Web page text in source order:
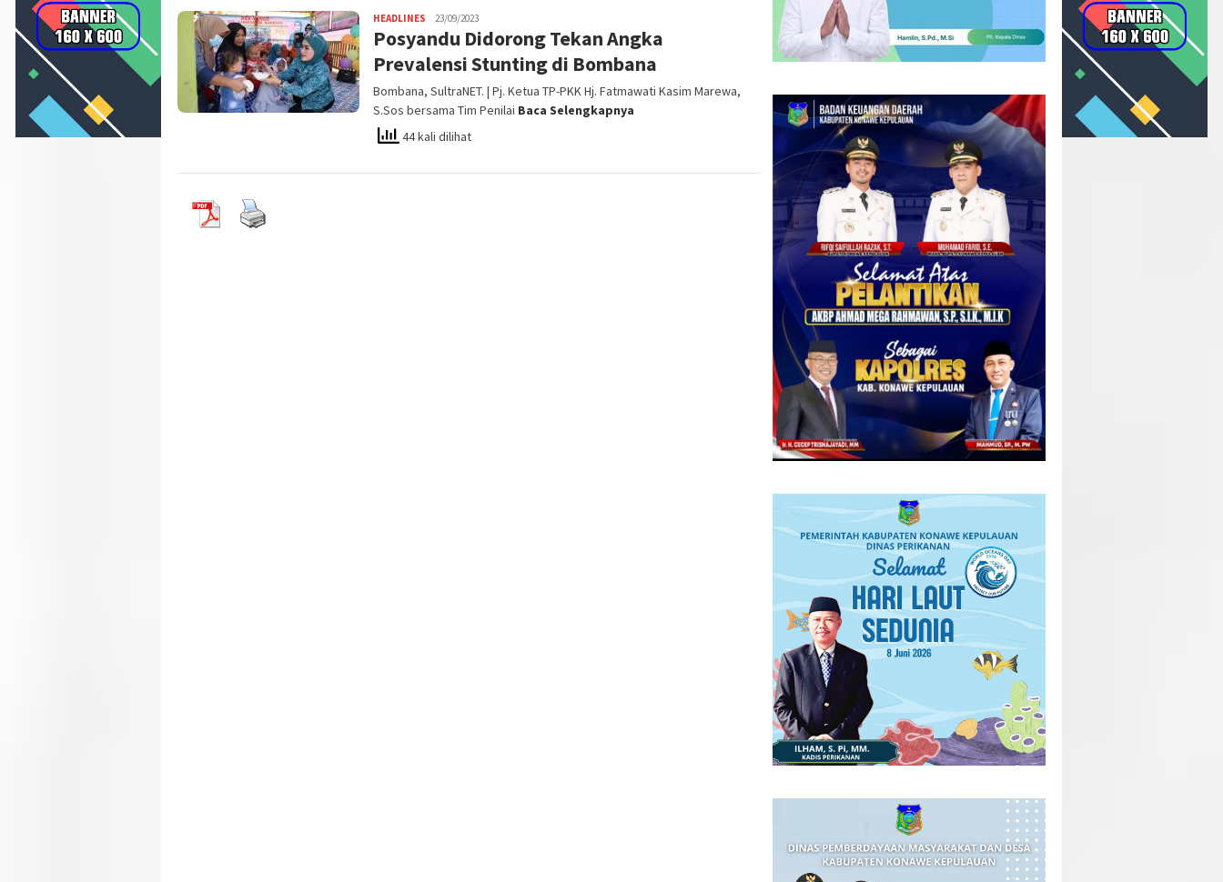
HEADLINES admin
SN
23/09/2023
Posyandu Didorong Tekan Angka
Prevalensi Stunting di Bombana
Bombana, SultraNET. | Pj. Ketua TP-PKK Hj. Fatmawati Kasim Marewa,
S.Sos bersama Tim Penilai Baca Selengkapnya
44 kali dilihat